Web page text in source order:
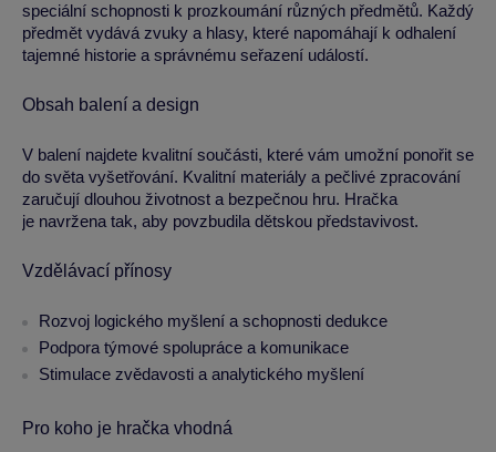
speciální schopnosti k prozkoumání různých předmětů. Každý
předmět vydává zvuky a hlasy, které napomáhají k odhalení
tajemné historie a správnému seřazení událostí.
Obsah balení a design
V balení najdete kvalitní součásti, které vám umožní ponořit se
do světa vyšetřování. Kvalitní materiály a pečlivé zpracování
zaručují dlouhou životnost a bezpečnou hru. Hračka
je navržena tak, aby povzbudila dětskou představivost.
Vzdělávací přínosy
Rozvoj logického myšlení a schopnosti dedukce
Podpora týmové spolupráce a komunikace
Stimulace zvědavosti a analytického myšlení
Pro koho je hračka vhodná